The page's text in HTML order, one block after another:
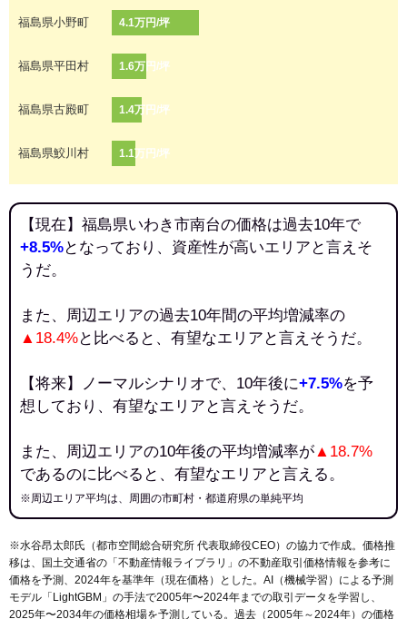
福島県小野町 4.1万円/坪
福島県平田村 1.6万円/坪
福島県古殿町 1.4万円/坪
福島県鮫川村 1.1万円/坪
【現在】福島県いわき市南台の価格は過去10年で
+8.5%となっており、資産性が高いエリアと言えそ
うだ。
また、周辺エリアの過去10年間の平均増減率の
▲18.4%と比べると、有望なエリアと言えそうだ。
【将来】ノーマルシナリオで、10年後に+7.5%を予
想しており、有望なエリアと言えそうだ。
また、周辺エリアの10年後の平均増減率が▲18.7%
であるのに比べると、有望なエリアと言える。
※周辺エリア平均は、周囲の市町村・都道府県の単純平均
※水谷昂太郎氏（都市空間総合研究所 代表取締役CEO）の協力で作成。価格推
移は、国土交通省の「 不動産情報ライブラリ 」の不動産取引価格情報を参考に
価格を予測、2024年を基準年（現在価格）とした。AI（機械学習）による予測
モデル「LightGBM」の手法で2005年〜2024年までの取引データを学習し、
2025年〜2034年の価格相場を予測している。過去（2005年～2024年）の価格